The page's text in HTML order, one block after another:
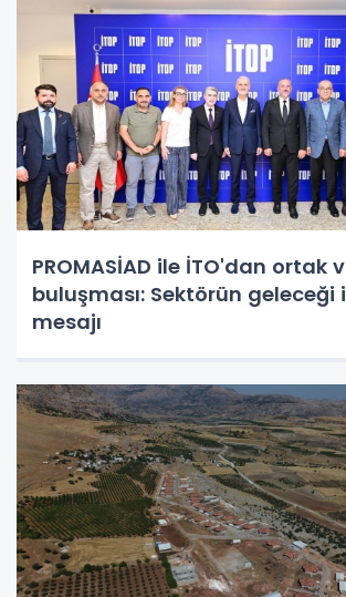
PROMASİAD ile İTO'dan ortak
buluşması: Sektörün geleceği
mesajı